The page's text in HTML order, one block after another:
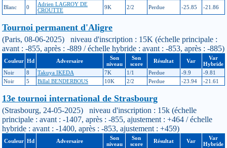
Blanc
0
Adrien LAGROY DE
CROUTTE
9K 2/2 Perdue -25.85 -21.86
Tournoi permanent d'Aligre
(Paris, 08-06-2025) niveau d'inscription : 15K (échelle principale :
avant : -855, après : -889 / échelle hybride : avant : -853, après : -885)
Couleur Hd Adversaire
Son
niveau
Son
score
Résultat Var
Var
Hybride
Noir
8 Takuya IKEDA 7K 1/1 Perdue -9.9
-9.81
Noir
5 Billal BENDERBOUS 10K 2/2 Perdue -23.94 -21.61
13e tournoi international de Strasbourg
(Strasbourg, 24-05-2025) niveau d'inscription : 15k (échelle
principale : avant : -1407, après : -855, ajustement : +464 / échelle
hybride : avant : -1400, après : -853, ajustement : +459)
Couleur Hd Adversaire
Son
niveau
Son
score
Résultat Var
Var
Hybride